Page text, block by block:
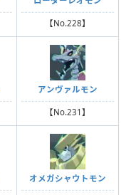
【No.228】
アンヴァルモン
【No.231】
オメガシャウトモン